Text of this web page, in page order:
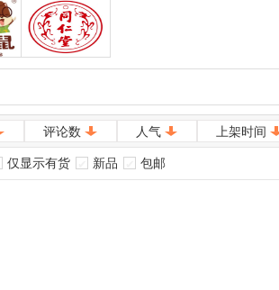
同仁堂
评论数 人气 上架时间
仅显示有货
新品 包邮